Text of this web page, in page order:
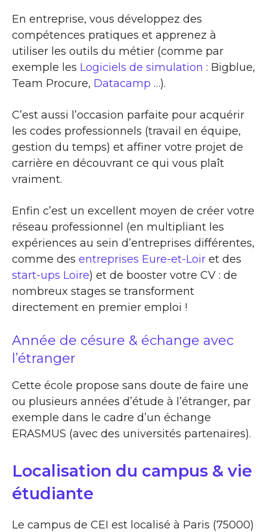
En entreprise, vous développez des
compétences pratiques et apprenez à
utiliser les outils du métier (comme par
exemple les Logiciels de simulation : Bigblue,
Team Procure, Datacamp …).
C’est aussi l’occasion parfaite pour acquérir
les codes professionnels (travail en équipe,
gestion du temps) et affiner votre projet de
carrière en découvrant ce qui vous plaît
vraiment.
Enfin c’est un excellent moyen de créer votre
réseau professionnel (en multipliant les
expériences au sein d’entreprises différentes,
comme des entreprises Eure-et-Loir et des
start-ups Loire) et de booster votre CV : de
nombreux stages se transforment
directement en premier emploi !
Année de césure & échange avec
l’étranger
Cette école propose sans doute de faire une
ou plusieurs années d’étude à l’étranger, par
exemple dans le cadre d’un échange
ERASMUS (avec des universités partenaires).
Localisation du campus & vie
étudiante
Le campus de CEI est localisé à Paris (75000)